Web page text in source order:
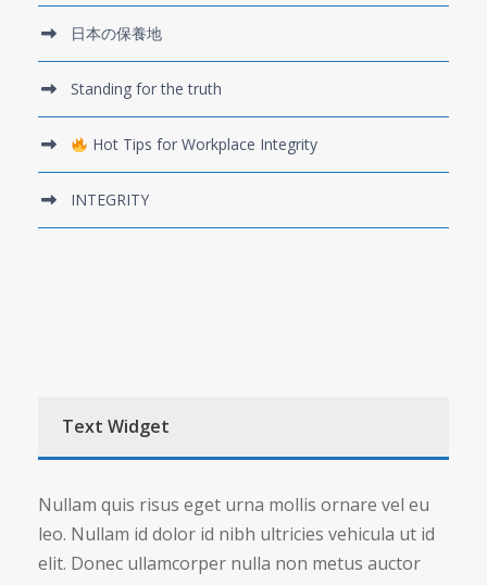
日本の保養地
Standing for the truth
Hot Tips for Workplace Integrity
INTEGRITY
Text Widget
Nullam quis risus eget urna mollis ornare vel eu
leo. Nullam id dolor id nibh ultricies vehicula ut id
elit. Donec ullamcorper nulla non metus auctor